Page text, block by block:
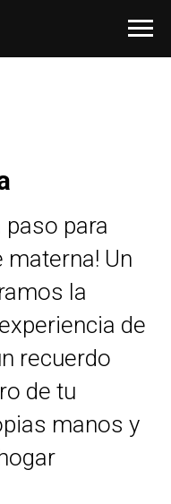
paso para
materna! Un
la
de
recuerdo
de tu
manos y